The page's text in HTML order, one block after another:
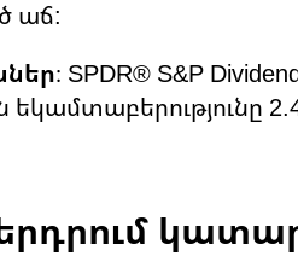
աճ:
։ SPDR® S&P